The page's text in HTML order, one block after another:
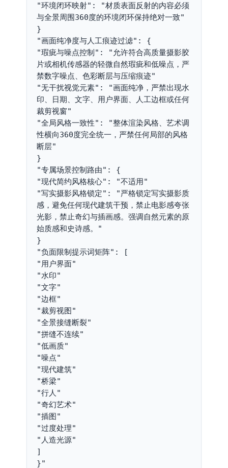
"环境闭环映射": "材质表面反射的内容必须
与全景周围360度的环境闭环保持绝对一致"
}
"画面纯净度与人工痕迹过滤": {
"瑕疵与噪点控制": "允许符合高质量摄影胶
片或相机传感器的轻微自然瑕疵和低噪点，严
禁数字噪点、色彩断层与压缩痕迹"
"无干扰视觉元素": "画面纯净，严禁出现水
印、日期、文字、用户界面、人工边框或任何
裁剪视窗"
"全局风格一致性": "整体渲染风格、艺术调
性横向360度完全统一，严禁任何局部的风格
断层"
}
"专属场景控制路由": {
"现代简约风格核心": "不适用"
"写实摄影风格锁定": "严格锁定写实摄影质
感，避免任何现代建筑干预，禁止电影感夸张
光影，禁止奇幻与插画感。强调自然元素的原
始质感和史诗感。"
}
"负面限制提示词矩阵": [
"用户界面"
"水印"
"文字"
"边框"
"裁剪视图"
"全景接缝断裂"
"拼缝不连续"
"低画质"
"噪点"
"现代建筑"
"桥梁"
"行人"
"奇幻艺术"
"插图"
"过度处理"
"人造光源"
]
}"